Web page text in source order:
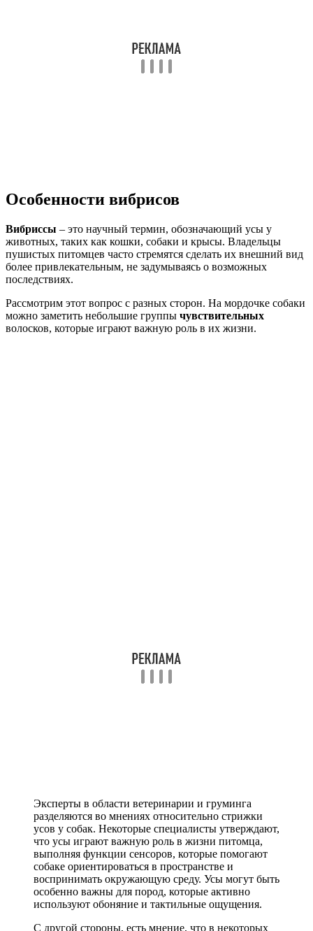
Особенности вибрисов
Вибриссы – это научный термин, обозначающий усы у
животных, таких как кошки, собаки и крысы. Владельцы
пушистых питомцев часто стремятся сделать их внешний вид
более привлекательным, не задумываясь о возможных
последствиях.
Рассмотрим этот вопрос с разных сторон. На мордочке собаки
можно заметить небольшие группы чувствительных
волосков, которые играют важную роль в их жизни.
Эксперты в области ветеринарии и груминга
разделяются во мнениях относительно стрижки
усов у собак. Некоторые специалисты утверждают,
что усы играют важную роль в жизни питомца,
выполняя функции сенсоров, которые помогают
собаке ориентироваться в пространстве и
воспринимать окружающую среду. Усы могут быть
особенно важны для пород, которые активно
используют обоняние и тактильные ощущения.
С другой стороны, есть мнение, что в некоторых